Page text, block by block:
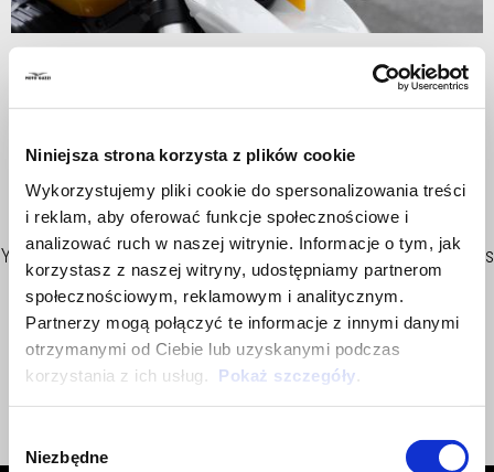
Niniejsza strona korzysta z plików cookie
Wykorzystujemy pliki cookie do spersonalizowania treści
i reklam, aby oferować funkcje społecznościowe i
analizować ruch w naszej witrynie. Informacje o tym, jak
korzystasz z naszej witryny, udostępniamy partnerom
społecznościowym, reklamowym i analitycznym.
Partnerzy mogą połączyć te informacje z innymi danymi
otrzymanymi od Ciebie lub uzyskanymi podczas
korzystania z ich usług. Pokaż szczegóły
zgody
Niezbędne
TRANSPARENT
Item
1
Transparent
Your travels will always be comfortable and relaxing thanks to this
windscreen able to protect widely from the elements